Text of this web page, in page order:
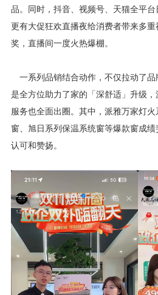
品。同时，抖音、视频号、天猫全平台
更有大促狂欢直播夜给消费者带来多
奖，直播间一度火热爆棚。
一系列品销结合动作，不仅拉动了
是全方位助力了家的「深舒适」升级
服务也全面出圈。其中，派雅万家灯
窗、旭日系列保温系统窗等爆款窗成
认可和赞扬。